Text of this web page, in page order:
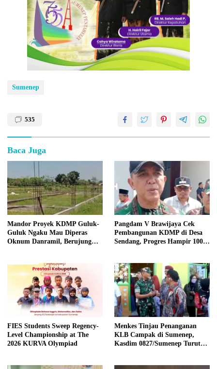
Sumenep
535
Baca Juga
Mandor Proyek KDMP Guluk-
Guluk Ngaku Mau Diperas
Oknum Danramil, Berujung
Pangdam V Brawijaya Cek
Pembangunan KDMP di Desa
Sendang, Progres Hampir 100
FIES Students Sweep Regency-
Level Championship at The
2026 KURVA Olympiad
Menkes Tinjau Penanganan
KLB Campak di Sumenep,
Kasdim 0827/Sumenep Turut